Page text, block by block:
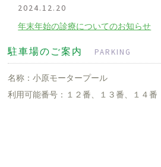
2024.12.20
年末年始の診療についてのお知らせ
駐車場のご案内 PARKING
名称：小原モータープール
利用可能番号：１２番、１３番、１４番